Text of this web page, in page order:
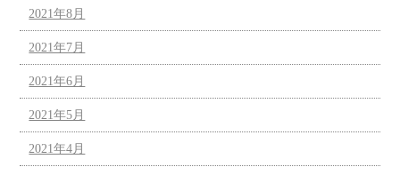
2021年8月
2021年7月
2021年6月
2021年5月
2021年4月